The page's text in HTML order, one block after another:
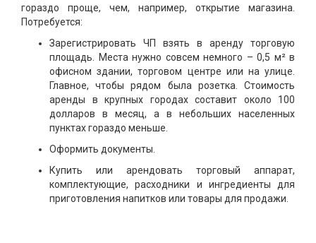
гораздо проще, чем, например, открытие магазина.
Потребуется:
Зарегистрировать ЧП взять в аренду торговую
площадь. Места нужно совсем немного – 0,5 м² в
офисном здании, торговом центре или на улице.
Главное, чтобы рядом была розетка. Стоимость
аренды в крупных городах составит около 100
долларов в месяц, а в небольших населенных
пунктах гораздо меньше.
Оформить документы.
Купить или арендовать торговый аппарат,
комплектующие, расходники и ингредиенты для
приготовления напитков или товары для продажи.